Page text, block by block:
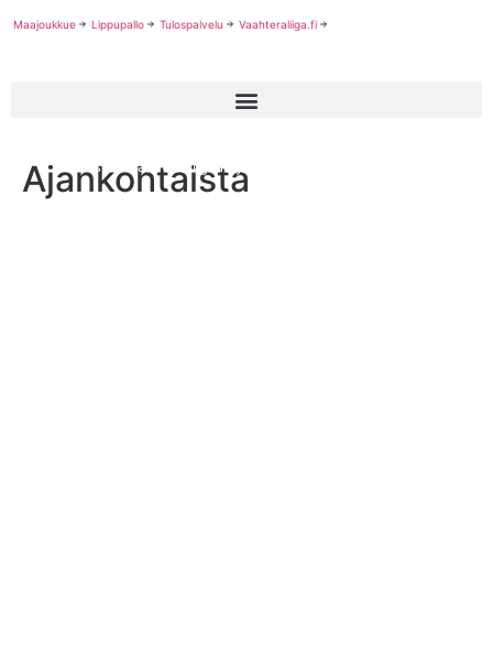
Maajoukkue Lippupallo Tulospalvelu Vaahteraliiga.fi
Ajankohtaista
Naisten Vaahteraliiga käynnistyi yllätyksellisesti